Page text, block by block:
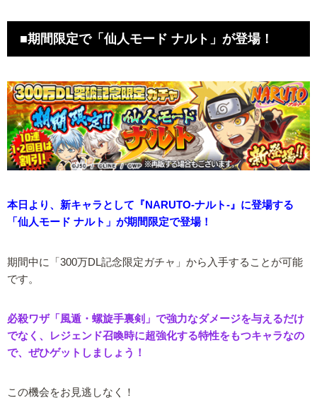
■期間限定で「仙人モード ナルト」が登場！
本日より、新キャラとして『NARUTO-ナルト-』に登場する
「仙人モード ナルト」が期間限定で登場！
期間中に「300万DL記念限定ガチャ」から入手することが可能
です。
必殺ワザ「風遁・螺旋手裏剣」で強力なダメージを与えるだけ
でなく、レジェンド召喚時に超強化する特性をもつキャラなの
で、ぜひゲットしましょう！
この機会をお見逃しなく！